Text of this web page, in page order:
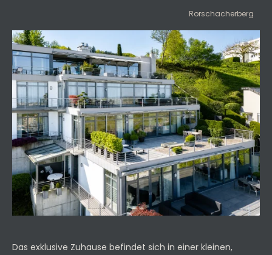
Rorschacherberg
Das exklusive Zuhause befindet sich in einer kleinen,